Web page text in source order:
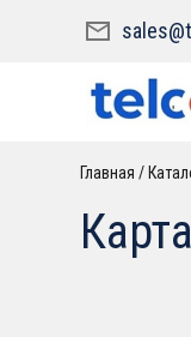
Главная